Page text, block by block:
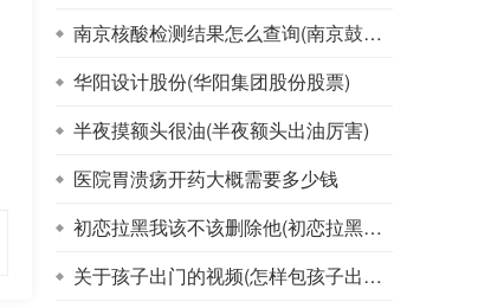
南京核酸检测结果怎么查询(南京鼓楼医院核酸检测结果查询)
华阳设计股份(华阳集团股份股票)
半夜摸额头很油(半夜额头出油厉害)
医院胃溃疡开药大概需要多少钱
初恋拉黑我该不该删除他(初恋拉黑我,我该不该删除他)
关于孩子出门的视频(怎样包孩子出门视频)